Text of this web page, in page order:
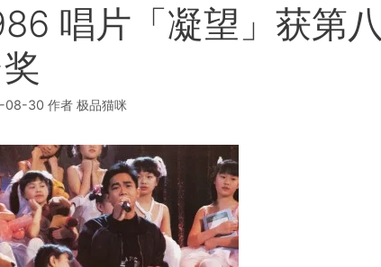
唱片「凝望」获第
08-30 作者 极品猫咪